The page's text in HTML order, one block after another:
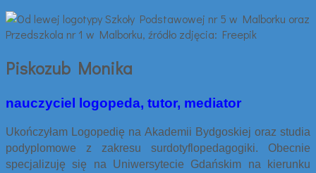
Piskozub Monika
nauczyciel logopeda, tutor, mediator
Ukończyłam Logopedię na Akademii Bydgoskiej oraz studia
podyplomowe z zakresu surdotyflopedagogiki. Obecnie
specjalizuję się na Uniwersytecie Gdańskim na kierunku